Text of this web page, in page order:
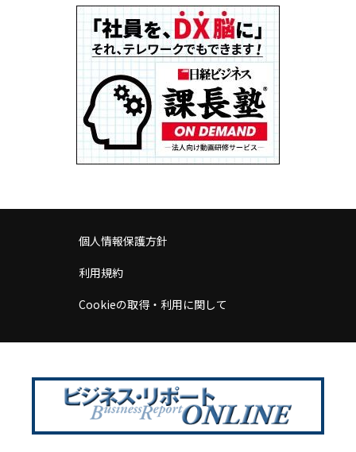
個人情報保護方針
利用規約
Cookieの取得・利用に関して